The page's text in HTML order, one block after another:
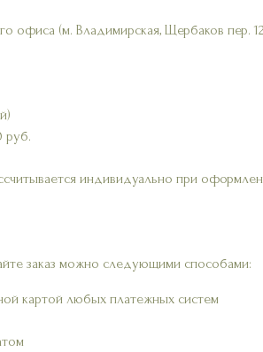
офиса (м. Владимирская, Щербаков
руб.
индивидуально при
заказ можно следующими способами:
картой любых платежных систем